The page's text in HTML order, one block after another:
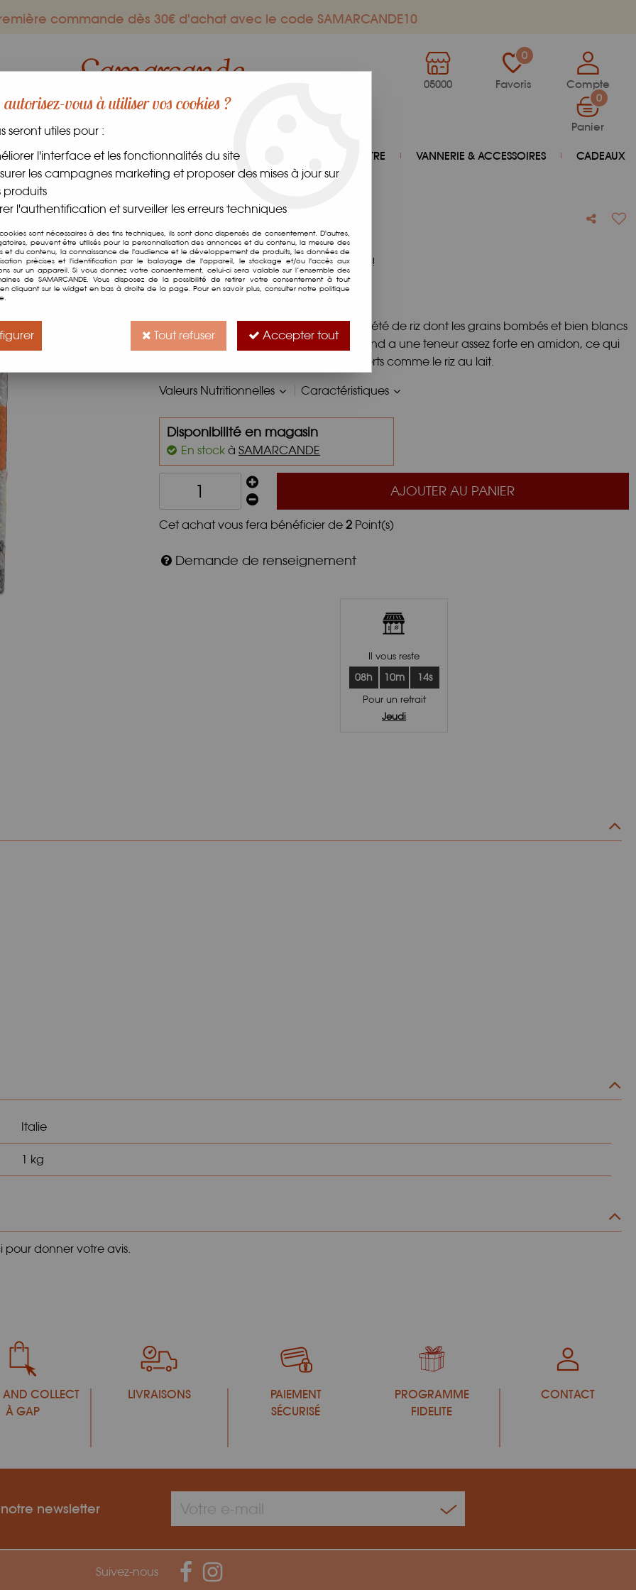
commande dès 30€ d'achat avec le code SAMARCANDE10
05000
0
Favoris Compte
0
Panier
GOURMANDS DANS LE MONDE FRAIS BIEN-ÊTRE VANNERIE & ACCESSOIRES CADEAUX
Rond
Riz Rond
Soyez le premier à donner votre avis !
2,95 €TTC
Ce riz rond italien, Contiriso, est une variété de riz dont les grains bombés et bien blancs
ne doivent pas dépasser 5 mm. Le riz rond a une teneur assez forte en amidon, ce qui
en fait le riz idéal pour réaliser des desserts comme le riz au lait.
Valeurs Nutritionnelles Caractéristiques
Disponibilité en magasin
En stock à SAMARCANDE
AJOUTER AU PANIER
Cet achat vous fera bénéficier de 2 Point(s)
Demande de renseignement
Il vous reste
08h 10m 13s
Pour un retrait
Jeudi
Italie
1 kg
pour donner votre avis.
COLLECT
À GAP
LIVRAISONS
PAIEMENT
SÉCURISÉ
PROGRAMME
FIDELITE
CONTACT
newsletter
Suivez-nous
vous à utiliser vos cookies ?
seront utiles pour :
l'interface et les fonctionnalités du site
les campagnes marketing et proposer des mises à jour sur
produits
l'authentification et surveiller les erreurs techniques
sont nécessaires à des fins techniques, ils sont donc dispensés de consentement. D'autres,
peuvent être utilisés pour la personnalisation des annonces et du contenu, la mesure des
et du contenu, la connaissance de l'audience et le développement de produits, les données de
précises et l'identification par le balayage de l'appareil, le stockage et/ou l'accès aux
sur un appareil. Si vous donnez votre consentement, celui-ci sera valable sur l’ensemble des
de SAMARCANDE. Vous disposez de la possibilité de retirer votre consentement à tout
cliquant sur le widget en bas à droite de la page. Pour en savoir plus, consulter notre politique
Tout refuser Accepter tout